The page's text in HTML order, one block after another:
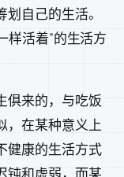
自己的生活。
样活着”的生活方
俱来的，与吃饭
，在某种意义上
健康的生活方式